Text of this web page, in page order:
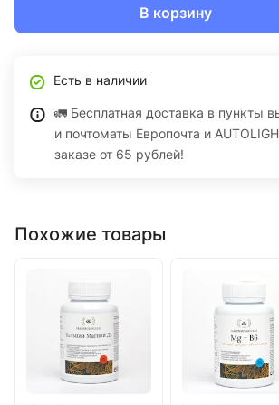
В корзину
Есть в наличии
🚛 Бесплатная доставка в пункты
и почтоматы Европочта и
заказе от 65 рублей!
Похожие товары